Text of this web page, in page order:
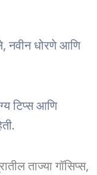
नवीन धोरणे आणि
टिप्स आणि
ताज्या गॉसिप्स,